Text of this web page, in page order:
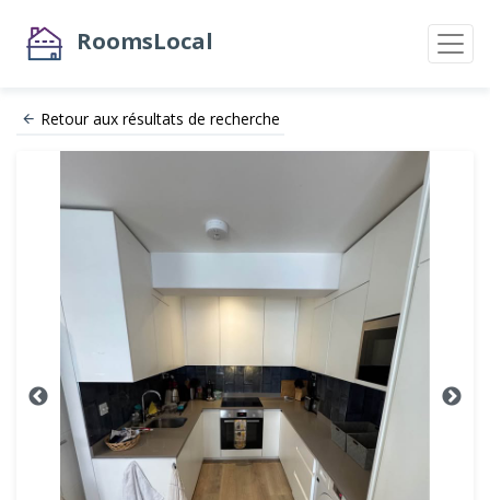
RoomsLocal
Retour aux résultats de recherche